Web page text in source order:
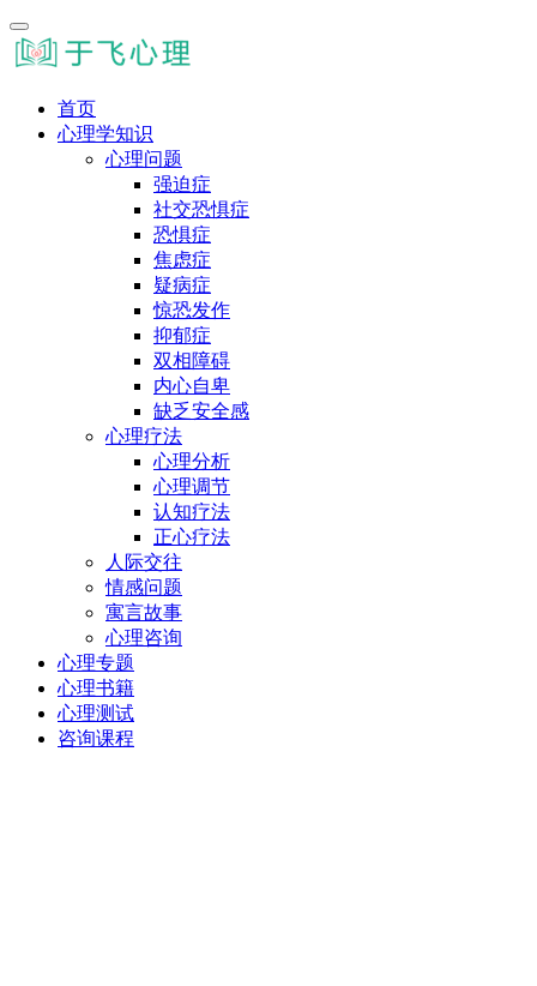
首页
心理学知识
心理问题
强迫症
社交恐惧症
恐惧症
焦虑症
疑病症
惊恐发作
抑郁症
双相障碍
内心自卑
缺乏安全感
心理疗法
心理分析
心理调节
认知疗法
正心疗法
人际交往
情感问题
寓言故事
心理咨询
心理专题
心理书籍
心理测试
咨询课程